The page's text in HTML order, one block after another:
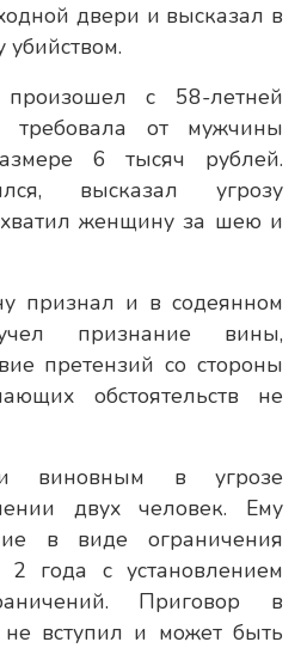
двери и высказал в
убийством.
с 58-летней
требовала от мужчины
6 тысяч рублей.
высказал угрозу
женщину за шею и
признал и в содеянном
признание вины,
претензий со стороны
обстоятельств не
виновным в угрозе
двух человек. Ему
в виде ограничения
года с установлением
Приговор в
вступил и может быть